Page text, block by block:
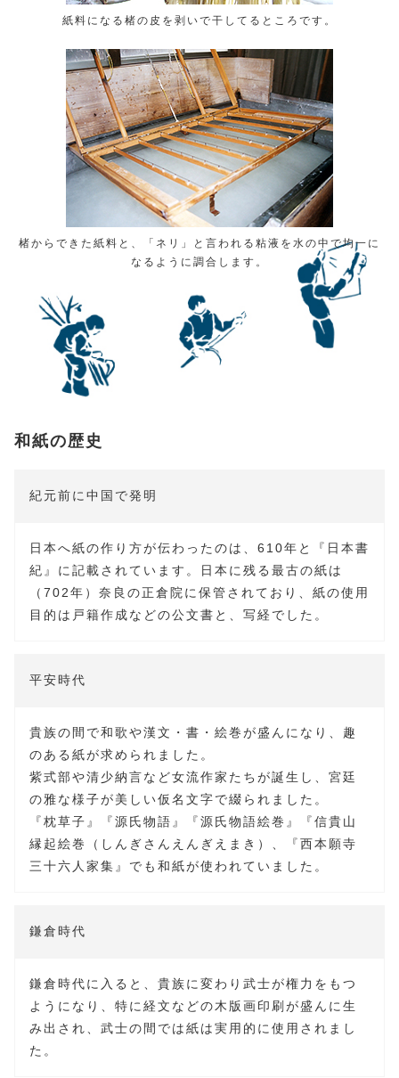
紙料になる楮の皮を剥いで干してるところです。
楮からできた紙料と、「ネリ」と言われる粘液を水の中で均一に
なるように調合します。
和紙の歴史
紀元前に中国で発明
日本へ紙の作り方が伝わったのは、610年と『日本書
紀』に記載されています。日本に残る最古の紙は
（702年）奈良の正倉院に保管されており、紙の使用
目的は戸籍作成などの公文書と、写経でした。
平安時代
貴族の間で和歌や漢文・書・絵巻が盛んになり、趣
のある紙が求められました。
紫式部や清少納言など女流作家たちが誕生し、宮廷
の雅な様子が美しい仮名文字で綴られました。
『枕草子』『源氏物語』『源氏物語絵巻』『信貴山
縁起絵巻（しんぎさんえんぎえまき）、『西本願寺
三十六人家集』でも和紙が使われていました。
鎌倉時代
鎌倉時代に入ると、貴族に変わり武士が権力をもつ
ようになり、特に経文などの木版画印刷が盛んに生
み出され、武士の間では紙は実用的に使用されまし
た。